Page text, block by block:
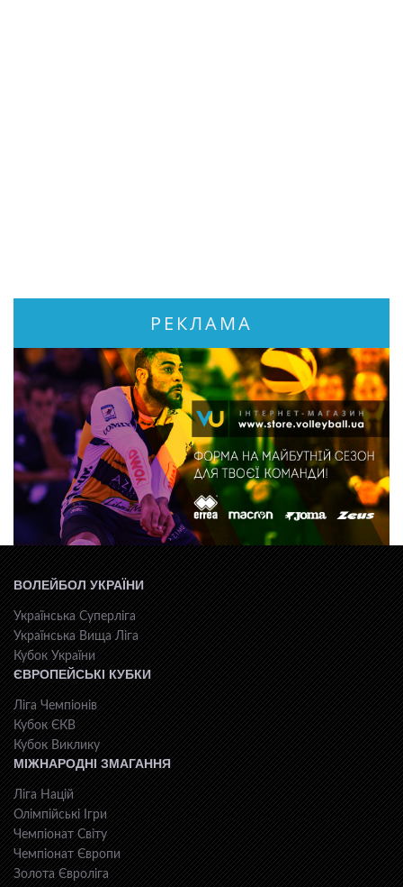
РЕКЛАМА
ВОЛЕЙБОЛ УКРАЇНИ
Українська Суперліга
Українська Вища Ліга
Кубок України
ЄВРОПЕЙСЬКІ КУБКИ
Ліга Чемпіонів
Кубок ЄКВ
Кубок Виклику
МІЖНАРОДНІ ЗМАГАННЯ
Ліга Націй
Олімпійські Ігри
Чемпіонат Світу
Чемпіонат Європи
Золота Євроліга